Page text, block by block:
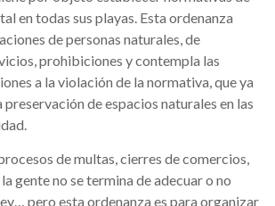
en todas sus playas. Esta ordenanza
de personas naturales, de
prohibiciones y contempla las
a la violación de la normativa, que ya
de espacios naturales en las
de multas, cierres de comercios,
gente no se termina de adecuar o no
pero esta ordenanza es para organizar